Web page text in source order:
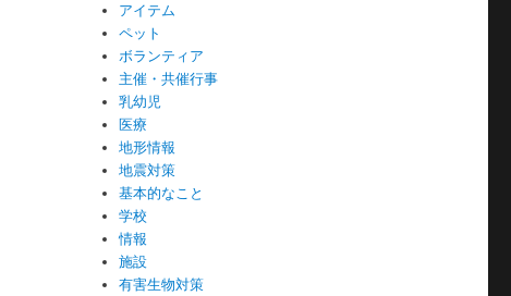
アイテム
ペット
ボランティア
主催・共催行事
乳幼児
医療
地形情報
地震対策
基本的なこと
学校
情報
施設
有害生物対策